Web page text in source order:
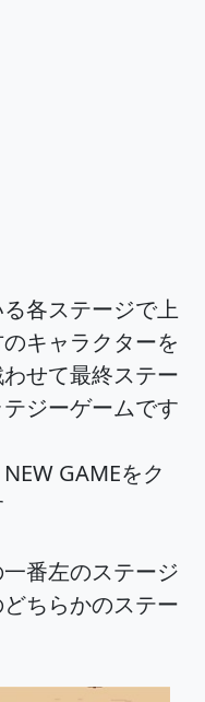
各ステージで上
キャラクターを
せて最終ステー
ジーゲームです
GAMEをク
番左のステージ
ちらかのステー